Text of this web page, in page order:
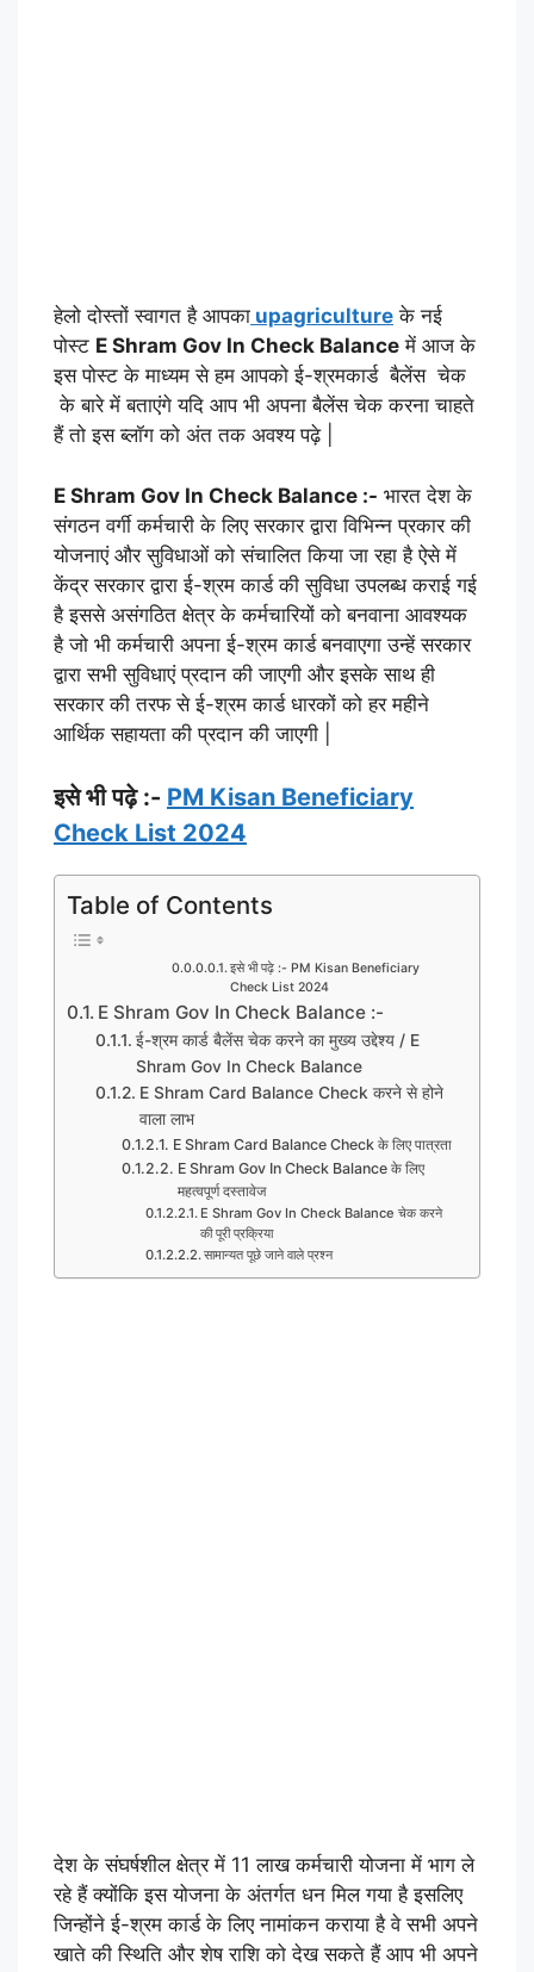
हेलो दोस्तों स्वागत है आपका upagriculture के नई
पोस्ट E Shram Gov In Check Balance में आज के
इस पोस्ट के माध्यम से हम आपको ई-श्रमकार्ड बैलेंस चेक
के बारे में बताएंगे यदि आप भी अपना बैलेंस चेक करना चाहते
हैं तो इस ब्लॉग को अंत तक अवश्य पढ़े |
E Shram Gov In Check Balance :- भारत देश के
संगठन वर्गी कर्मचारी के लिए सरकार द्वारा विभिन्न प्रकार की
योजनाएं और सुविधाओं को संचालित किया जा रहा है ऐसे में
केंद्र सरकार द्वारा ई-श्रम कार्ड की सुविधा उपलब्ध कराई गई
है इससे असंगठित क्षेत्र के कर्मचारियों को बनवाना आवश्यक
है जो भी कर्मचारी अपना ई-श्रम कार्ड बनवाएगा उन्हें सरकार
द्वारा सभी सुविधाएं प्रदान की जाएगी और इसके साथ ही
सरकार की तरफ से ई-श्रम कार्ड धारकों को हर महीने
आर्थिक सहायता की प्रदान की जाएगी |
इसे भी पढ़े :- PM Kisan Beneficiary
Check List 2024
Table of Contents
इसे भी पढ़े :- PM Kisan Beneficiary
Check List 2024
E Shram Gov In Check Balance :-
ई-श्रम कार्ड बैलेंस चेक करने का मुख्य उद्देश्य / E
Shram Gov In Check Balance
E Shram Card Balance Check करने से होने
वाला लाभ
E Shram Card Balance Check के लिए पात्रता
E Shram Gov In Check Balance के लिए
महत्वपूर्ण दस्तावेज
E Shram Gov In Check Balance चेक करने
की पूरी प्रक्रिया
सामान्यत पूछे जाने वाले प्रश्न
देश के संघर्षशील क्षेत्र में 11 लाख कर्मचारी योजना में भाग ले
रहे हैं क्योंकि इस योजना के अंतर्गत धन मिल गया है इसलिए
जिन्होंने ई-श्रम कार्ड के लिए नामांकन कराया है वे सभी अपने
खाते की स्थिति और शेष राशि को देख सकते हैं आप भी अपने